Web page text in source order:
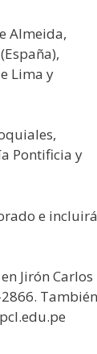
Almeida,
Lima y
Pontificia y
e incluirá
Jirón Carlos
También